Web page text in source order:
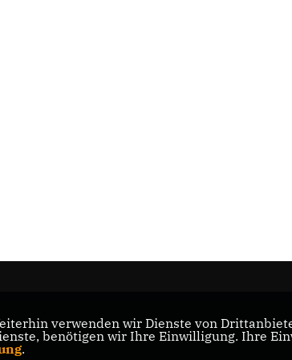
verwenden wir Dienste von
benötigen wir Ihre Einwilligung. Ihre
.